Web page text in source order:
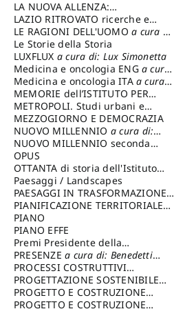
LA NUOVA ALLENZA:
ARCHITETTURA & AMBIENTE
LAZIO RITROVATO ricerche e
restauri
LE RAGIONI DELL'UOMOa cura di:
Lombardi Satriani Luigi
Le Storie della Storia
LUXFLUX a cura di: Lux Simonetta
Medicina e oncologia ENG a cura
di: Lopez Massimo
Medicina e oncologia ITA a cura
di: Lopez Massimo
MEMORIE dell’ISTITUTO PER
STORIA DEL RISORGIMENTO
METROPOLI. Studi urbani e
regionali
MEZZOGIORNO E DEMOCRAZIA
NUOVO MILLENNIO a cura di:
Capaldo Pellegrino
NUOVO MILLENNIO seconda
serie
Francesco
OPUS
OTTANTA di storia dell'Istituto
storia dell’Istitutoa cura di:
Cavalieri Patrizia
Paesaggi / Landscapes
PAESAGGI IN TRASFORMAZIONEa
cura di: Corti Enrico A.
PIANIFICAZIONE TERRITORIALE
URBANISTICA ED AMBIENTALE
cura di: Costa Enrico
PIANO
PIANO EFFE
Premi Presidente della
Repubblica
PRESENZEa cura di: Benedetti
Sandro
PROCESSI COSTRUTTIVI
DELL'ARCHITETTURAa cura di:
Ippoliti Alessandro
PROGETTAZIONE SOSTENIBILE
PARTECIPATA
PROGETTO E COSTRUZIONE
DELL’ARCHITETTURA
PROGETTO E COSTRUZIONE